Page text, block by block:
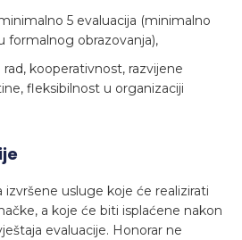
5 evaluacija (minimalno
formalnog obrazovanja),
kooperativnost, razvijene
fleksibilnost u organizaciji
izvršene usluge koje će realizirati
a koje će biti isplaćene nakon
evaluacije. Honorar ne